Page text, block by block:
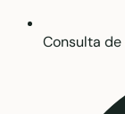
Consulta